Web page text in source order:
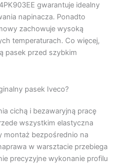
gwarantuje idealny
napinacza. Ponadto
zachowuje wysoką
temperaturach. Co więcej,
pasek przed szybkim
pasek Iveco?
cichą i bezawaryjną pracę
wszystkim elastyczna
montaż bezpośrednio na
w warsztacie przebiega
precyzyjne wykonanie profilu